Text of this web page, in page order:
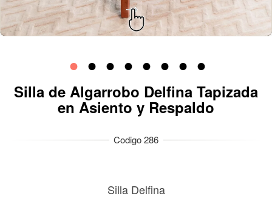
Silla de Algarrobo Delfina Tapizada
en Asiento y Respaldo
Silla Delfina